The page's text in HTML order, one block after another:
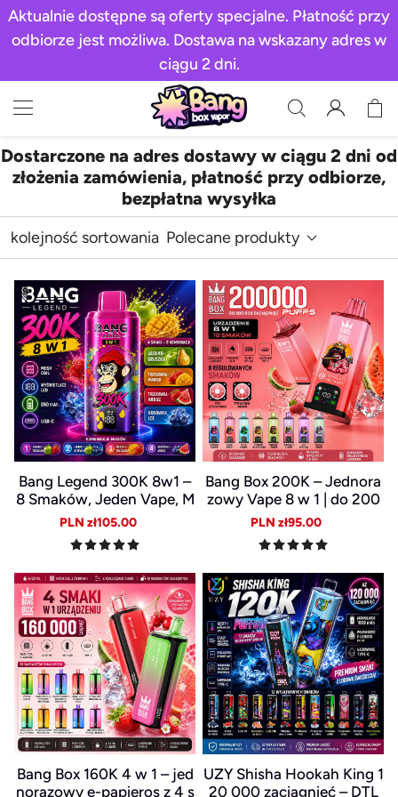
Aktualnie dostępne są oferty specjalne. Płatność przy
odbiorze jest możliwa. Dostawa na wskazany adres w
ciągu 2 dni.
Dostarczone na adres dostawy w ciągu 2 dni od
złożenia zamówienia, płatność przy odbiorze,
bezpłatna wysyłka
kolejność sortowania Polecane produkty
Bang Legend 300K 8w1 –
8 Smaków, Jeden Vape, M
aksymalna Przyjemność
Sale
PLN zł105.00
Bang Box 200K – Jednora
zowy Vape 8 w 1 | do 200
000 zaciągnięć | 10 smakó
w | długa żywotność bater
ii
Sale
PLN zł95.00
Bang Box 160K 4 w 1 – jed
norazowy e-papieros z 4 s
UZY Shisha Hookah King 1
20 000 zaciągnięć – DTL